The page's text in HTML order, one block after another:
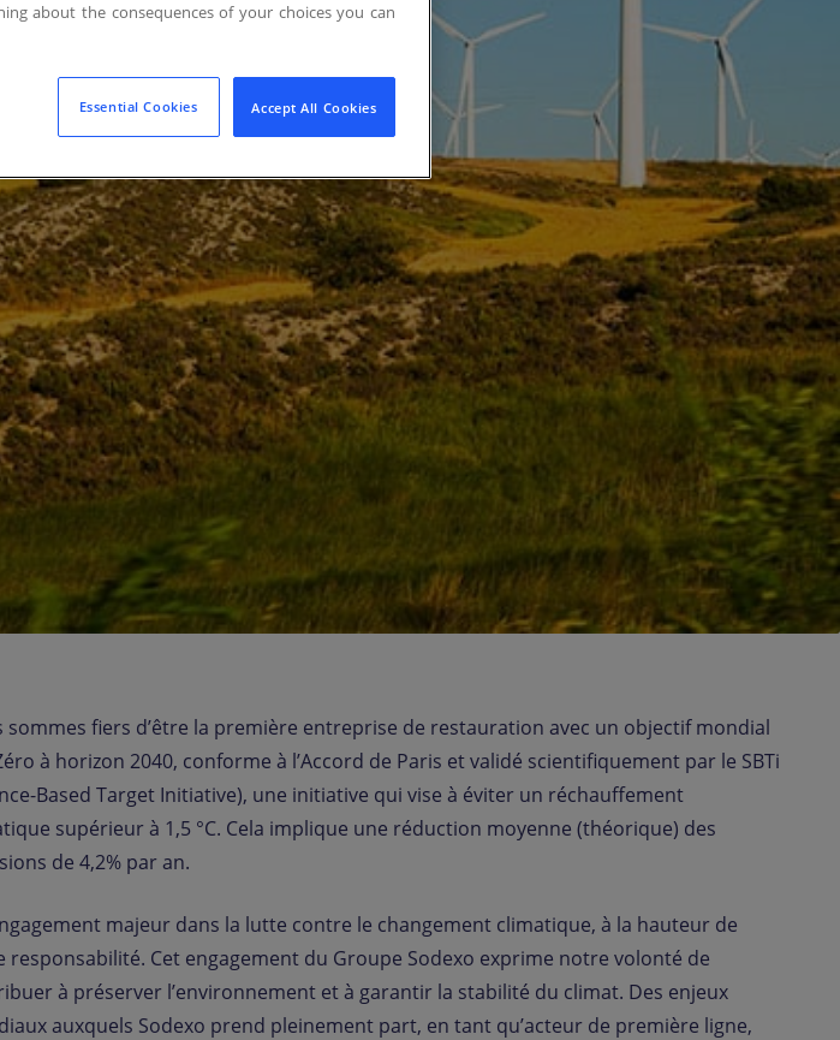
sommes fiers d’être la première entreprise de restauration avec un objectif mondial
à horizon 2040, conforme à l’Accord de Paris et validé scientifiquement par le SBTi
Based Target Initiative), une initiative qui vise à éviter un réchauffement
supérieur à 1,5 °C. Cela implique une réduction moyenne (théorique) des
de 4,2% par an.
majeur dans la lutte contre le changement climatique, à la hauteur de
responsabilité. Cet engagement du Groupe Sodexo exprime notre volonté de
à préserver l’environnement et à garantir la stabilité du climat. Des enjeux
auxquels Sodexo prend pleinement part, en tant qu’acteur de première ligne,
about the consequences of your choices you can
Essential Cookies Accept All Cookies